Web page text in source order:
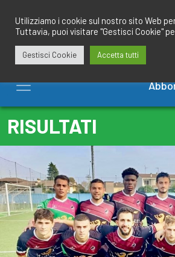
contenuto
RISULTATI
Utilizziamo i cookie sul nostro sito Web
Tuttavia, puoi visitare "Gestisci Cookie"
Gestisci Cookie Accetta tutti